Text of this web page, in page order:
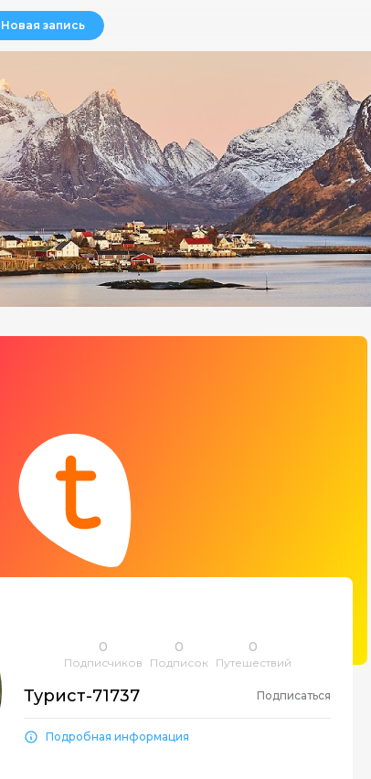
Новая запись
0
Подписчиков
0
Подписок
0
Путешествий
Турист-71737 Подписаться
Подробная информация